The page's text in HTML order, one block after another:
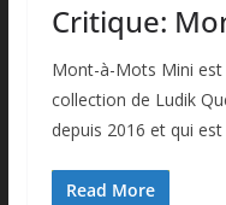
Critique:
Mont-à-Mots Mini est
collection de Ludik
depuis 2016 et qui
Read More